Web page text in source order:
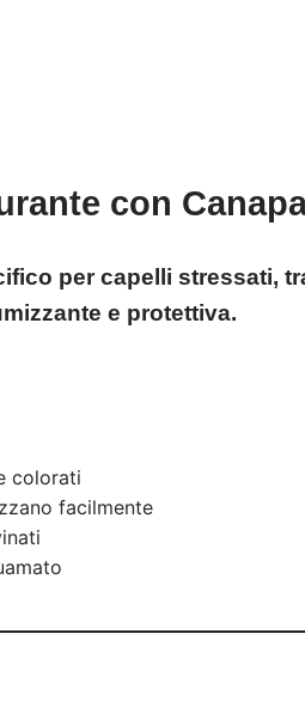
con
per capelli stressati,
e protettiva.
colorati
facilmente